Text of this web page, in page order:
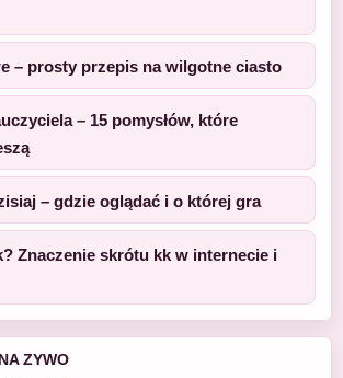
– prosty przepis na wilgotne ciasto
– 15 pomysłów, które
– gdzie oglądać i o której gra
Znaczenie skrótu kk w internecie i
ZYWO